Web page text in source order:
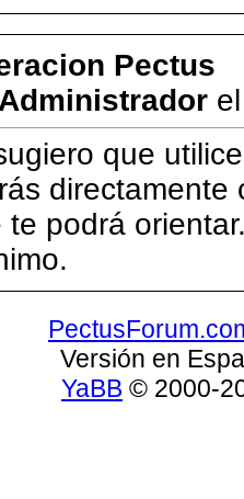
Pectus
Administrador
que
podrá
Versión en
YaBB © 2000-